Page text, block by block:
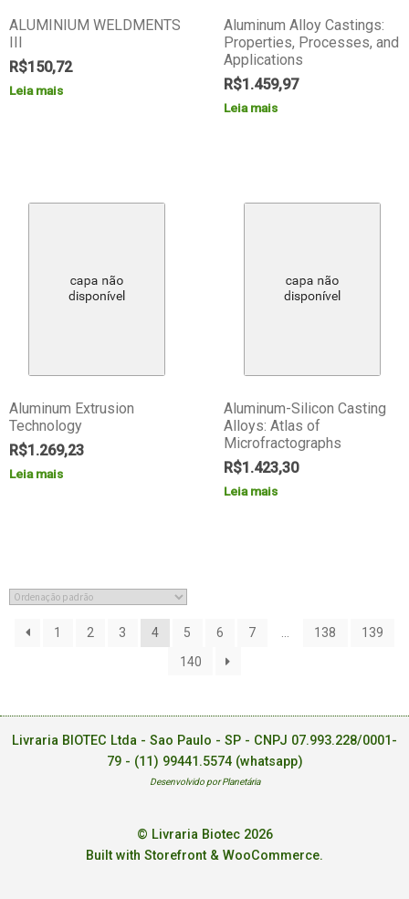
ALUMINIUM WELDMENTS
III
R$150,72
Leia mais
Aluminum Alloy Castings:
Properties, Processes, and
Applications
R$1.459,97
Leia mais
Aluminum Extrusion
Technology
R$1.269,23
Leia mais
Aluminum-Silicon Casting
Alloys: Atlas of
Microfractographs
R$1.423,30
Leia mais
1 2 3 4 5 6 7 … 138
139
140
Livraria BIOTEC Ltda - Sao Paulo - SP - CNPJ 07.993.228/0001-
79 - (11) 99441.5574 (whatsapp)
Desenvolvido por Planetária
© Livraria Biotec 2026
Built with Storefront & WooCommerce.